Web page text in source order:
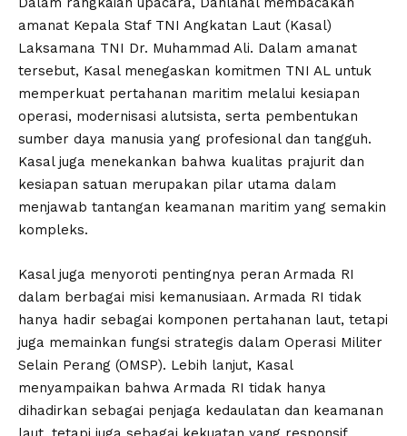
amanat Kepala Staf TNI Angkatan Laut (Kasal)
Laksamana TNI Dr. Muhammad Ali. Dalam amanat
tersebut, Kasal menegaskan komitmen TNI AL untuk
memperkuat pertahanan maritim melalui kesiapan
operasi, modernisasi alutsista, serta pembentukan
sumber daya manusia yang profesional dan tangguh.
Kasal juga menekankan bahwa kualitas prajurit dan
kesiapan satuan merupakan pilar utama dalam
menjawab tantangan keamanan maritim yang semakin
kompleks.
Kasal juga menyoroti pentingnya peran Armada RI
dalam berbagai misi kemanusiaan. Armada RI tidak
hanya hadir sebagai komponen pertahanan laut, tetapi
juga memainkan fungsi strategis dalam Operasi Militer
Selain Perang (OMSP). Lebih lanjut, Kasal
menyampaikan bahwa Armada RI tidak hanya
dihadirkan sebagai penjaga kedaulatan dan keamanan